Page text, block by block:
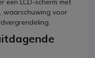
een LCD-scherm met
waarschuwing voor